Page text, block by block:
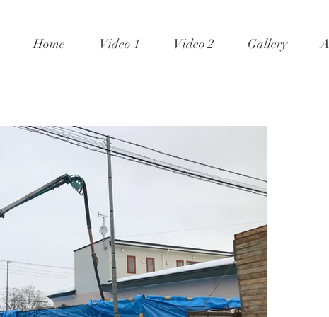
Home Video 1 Video 2 Gallery